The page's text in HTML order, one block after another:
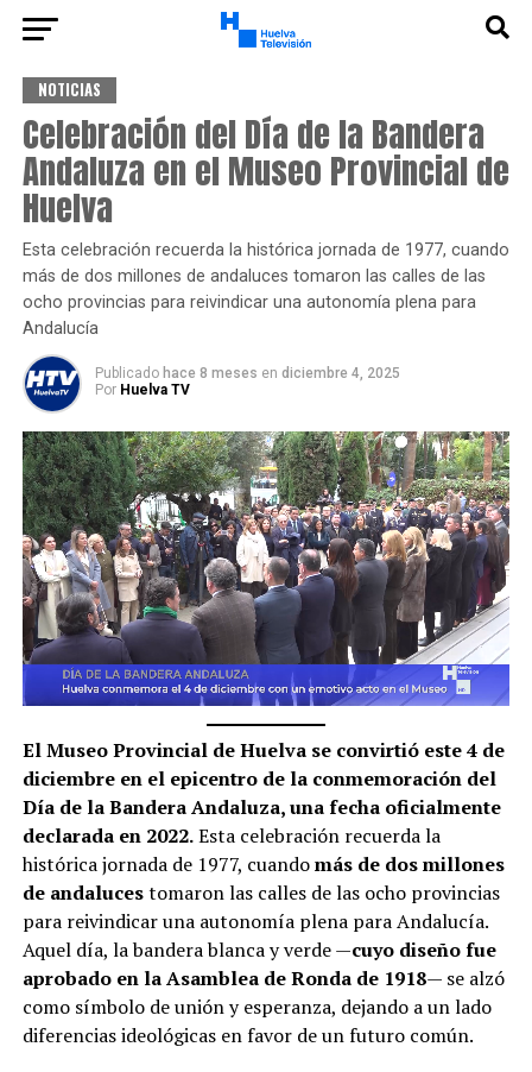
NOTICIAS
Celebración del Día de la Bandera
Andaluza en el Museo Provincial de
Huelva
Esta celebración recuerda la histórica jornada de 1977, cuando
más de dos millones de andaluces tomaron las calles de las
ocho provincias para reivindicar una autonomía plena para
Andalucía
Publicado hace 8 meses en diciembre 4, 2025
Por Huelva TV
El Museo Provincial de Huelva se convirtió este 4 de
diciembre en el epicentro de la conmemoración del
Día de la Bandera Andaluza, una fecha oficialmente
declarada en 2022.Esta celebración recuerda la
histórica jornada de 1977, cuandomás de dos millones
de andalucestomaron las calles de las ocho provincias
para reivindicar una autonomía plena para Andalucía.
Aquel día, la bandera blanca y verde —cuyo diseño fue
aprobado en la Asamblea de Ronda de 1918— se alzó
como símbolo de unión y esperanza, dejando a un lado
diferencias ideológicas en favor de un futuro común.